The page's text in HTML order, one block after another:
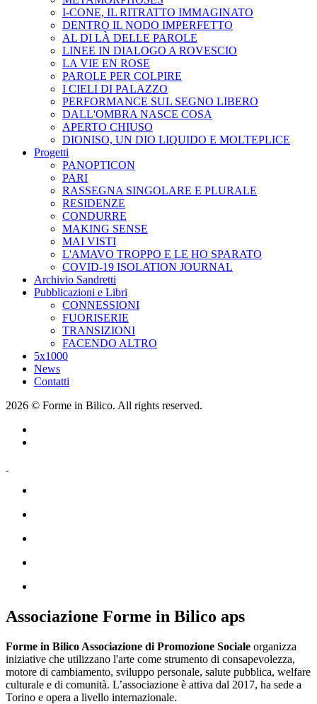
I-CONE, IL RITRATTO IMMAGINATO
DENTRO IL NODO IMPERFETTO
AL DI LÀ DELLE PAROLE
LINEE IN DIALOGO A ROVESCIO
LA VIE EN ROSE
PAROLE PER COLPIRE
I CIELI DI PALAZZO
PERFORMANCE SUL SEGNO LIBERO
DALL'OMBRA NASCE COSA
APERTO CHIUSO
DIONISO, UN DIO LIQUIDO E MOLTEPLICE
Progetti
PANOPTICON
PARI
RASSEGNA SINGOLARE E PLURALE
RESIDENZE
CONDURRE
MAKING SENSE
MAI VISTI
L'AMAVO TROPPO E LE HO SPARATO
COVID-19 ISOLATION JOURNAL
Archivio Sandretti
Pubblicazioni e Libri
CONNESSIONI
FUORISERIE
TRANSIZIONI
FACENDO ALTRO
5x1000
News
Contatti
2026 © Forme in Bilico. All rights reserved.
Associazione Forme in Bilico aps
Forme in Bilico Associazione di Promozione Sociale organizza
iniziative che utilizzano l'arte come strumento di consapevolezza,
motore di cambiamento, sviluppo personale, salute pubblica, welfare
culturale e di comunità. L’associazione è attiva dal 2017, ha sede a
Torino e opera a livello internazionale.